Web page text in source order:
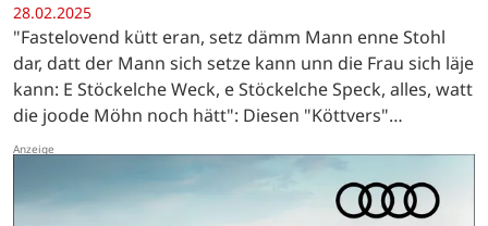
28.02.2025
"Fastelovend kütt eran, setz dämm Mann enne Stohl
dar, datt der Mann sich setze kann unn die Frau sich läje
kann: E Stöckelche Weck, e Stöckelche Speck, alles, watt
die joode Möhn noch hätt": Diesen "Köttvers"
(Bettellied) sangen die "Pänz" von Bleibuir auf…